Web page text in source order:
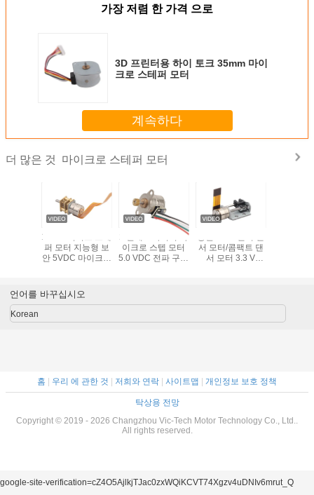
가장 저렴 한 가격 으로
3D 프린터용 하이 토크 35mm 마이
크로 스테퍼 모터
계속하다
더 많은 것 마이크로 스테퍼 모터
10mm 기어드 스테
퍼 모터 지능형 보
안 5VDC 마이크로
VSM10157-
10G8D
2 단계 4 와이어 마
이크로 스텝 모터
5.0 VDC 전파 구동
서 모터/콤팩트 댄
서 모터 3.3 V
언어를 바꾸십시오
Korean
홈 우리 에 관한 것 저희와 연락 사이트맵 개인정보 보호 정책
탁상용 전망
Copyright © 2019 - 2026 Changzhou Vic-Tech Motor Technology Co., Ltd..
All rights reserved.
google-site-verification=cZ4O5AjlkjTJac0zxWQiKCVT74Xgzv4uDNIv6mrut_Q